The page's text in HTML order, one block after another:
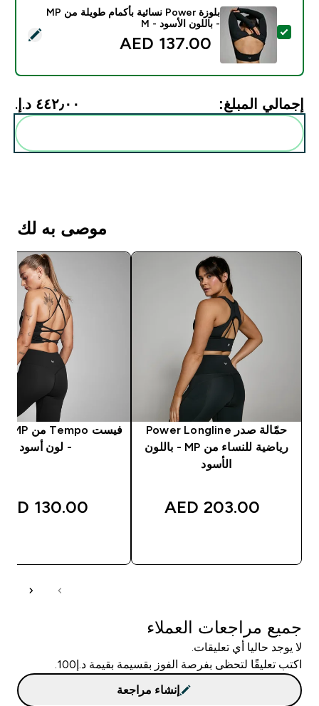
تحديد هذا المنتج - بلوزة Power نسائية بأكمام طويلة من MP - باللون الأسود - M
بلوزة Power نسائية بأكمام طويلة من MP
- باللون الأسود - M
137.00 AED‎
إجمالي المبلغ: ٤٤٢٫٠٠ د.إ.‏‎
موصى به لك
حمّالة صدر Power Longline
رياضية للنساء من MP - باللون
الأسود
203.00 AED‎
- لون أسود
130.00 AED‎
جميع مراجعات العملاء
لا يوجد حاليا أي تعليقات.
اكتب تعليقًا لتحظى بفرصة الفوز بقسيمة بقيمة د.إ100.
إنشاء مراجعة